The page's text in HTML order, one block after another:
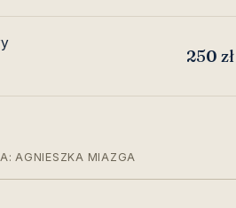
250 zł
AGNIESZKA MIAZGA